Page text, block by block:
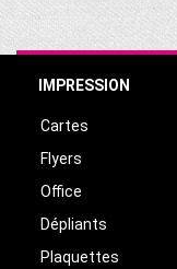
IMPRESSION
Cartes
Flyers
Office
Dépliants
Plaquettes